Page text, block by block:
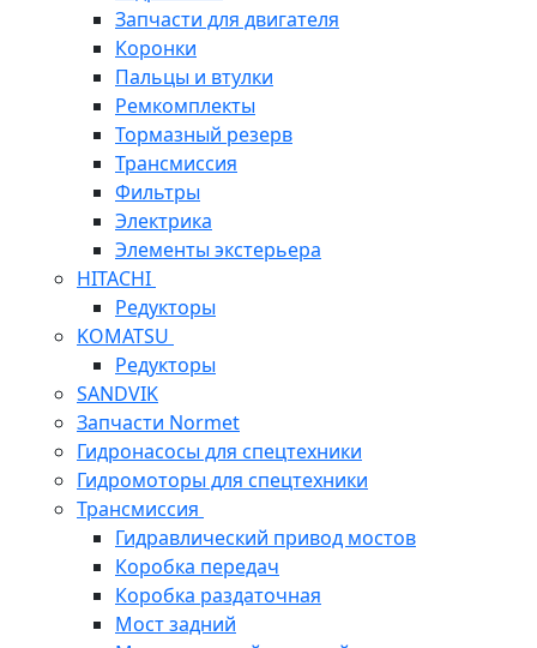
Запчасти для двигателя
Коронки
Пальцы и втулки
Ремкомплекты
Тормазный резерв
Трансмиссия
Фильтры
Электрика
Элементы экстерьера
HITACHI
Редукторы
KOMATSU
Редукторы
SANDVIK
Запчасти Normet
Гидронасосы для спецтехники
Гидромоторы для спецтехники
Трансмиссия
Гидравлический привод мостов
Коробка передач
Коробка раздаточная
Мост задний